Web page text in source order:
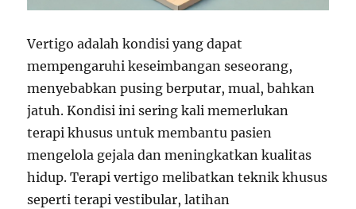
Vertigo adalah kondisi yang dapat
mempengaruhi keseimbangan seseorang,
menyebabkan pusing berputar, mual, bahkan
jatuh. Kondisi ini sering kali memerlukan
terapi khusus untuk membantu pasien
mengelola gejala dan meningkatkan kualitas
hidup. Terapi vertigo melibatkan teknik khusus
seperti terapi vestibular, latihan